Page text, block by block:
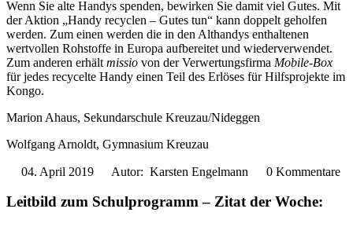
Wenn Sie alte Handys spenden, bewirken Sie damit viel Gutes. Mit
der Aktion „Handy recyclen – Gutes tun“ kann doppelt geholfen
werden. Zum einen werden die in den Althandys enthaltenen
wertvollen Rohstoffe in Europa aufbereitet und wiederverwendet.
Zum anderen erhält missio von der Verwertungsfirma Mobile-Box
für jedes recycelte Handy einen Teil des Erlöses für Hilfsprojekte im
Kongo.
Marion Ahaus, Sekundarschule Kreuzau/Nideggen
Wolfgang Arnoldt, Gymnasium Kreuzau
04. April 2019 Autor: Karsten Engelmann 0 Kommentare
Leitbild zum Schulprogramm – Zitat der Woche: